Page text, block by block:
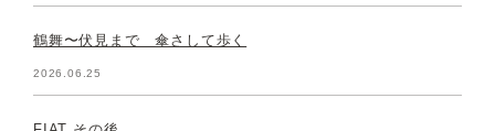
鶴舞〜伏見まで 傘さして歩く
2026.06.25